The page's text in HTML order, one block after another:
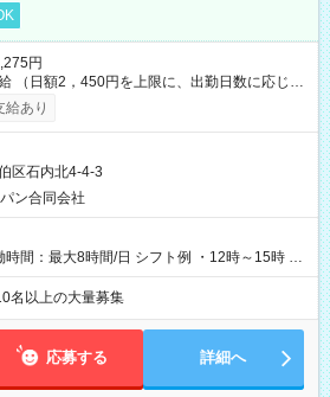
円
（日額2，450円を上限に、出勤日数に応じて
額の上限あり、手数料無料（Amazon負担）
給あり
区石内北4-4-3
ン合同会社
間：最大8時間/日 シフト例 ・12時～15時 入
フトをご確認の上、申請してください。
名以上の大量募集
応募する 詳細へ